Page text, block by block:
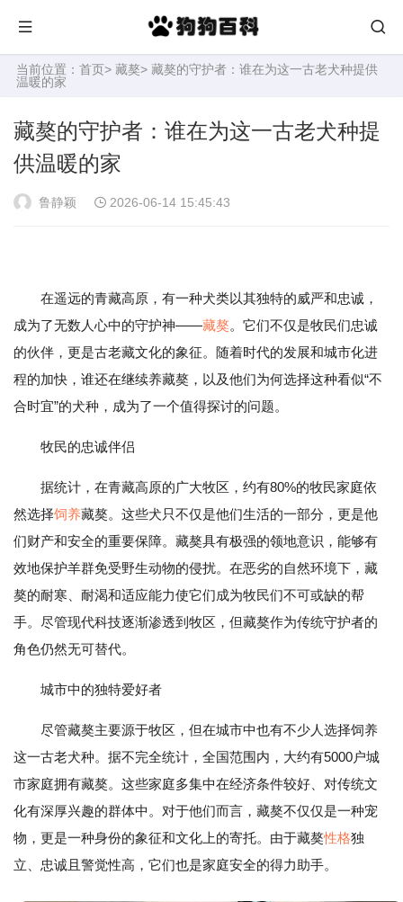
当前位置： 首页> 藏獒> 藏獒的守护者：谁在为这一古老犬种提供
温暖的家
藏獒的守护者：谁在为这一古老犬种提
供温暖的家
鲁静颖 2026-06-14 15:45:43
在遥远的青藏高原，有一种犬类以其独特的威严和忠诚，
成为了无数人心中的守护神——藏獒。它们不仅是牧民们忠诚
的伙伴，更是古老藏文化的象征。随着时代的发展和城市化进
程的加快，谁还在继续养藏獒，以及他们为何选择这种看似“不
合时宜”的犬种，成为了一个值得探讨的问题。
牧民的忠诚伴侣
据统计，在青藏高原的广大牧区，约有80%的牧民家庭依
然选择饲养藏獒。这些犬只不仅是他们生活的一部分，更是他
们财产和安全的重要保障。藏獒具有极强的领地意识，能够有
效地保护羊群免受野生动物的侵扰。在恶劣的自然环境下，藏
獒的耐寒、耐渴和适应能力使它们成为牧民们不可或缺的帮
手。尽管现代科技逐渐渗透到牧区，但藏獒作为传统守护者的
角色仍然无可替代。
城市中的独特爱好者
尽管藏獒主要源于牧区，但在城市中也有不少人选择饲养
这一古老犬种。据不完全统计，全国范围内，大约有5000户城
市家庭拥有藏獒。这些家庭多集中在经济条件较好、对传统文
化有深厚兴趣的群体中。对于他们而言，藏獒不仅仅是一种宠
物，更是一种身份的象征和文化上的寄托。由于藏獒性格独
立、忠诚且警觉性高，它们也是家庭安全的得力助手。